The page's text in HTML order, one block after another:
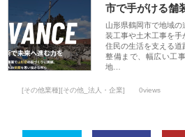
市で手がける舗
山形県鶴岡市で地域
装工事や土木工事を
住民の生活を支える道
整備まで、幅広い工
地…
[その他業種][その他_法人・企業] 0views